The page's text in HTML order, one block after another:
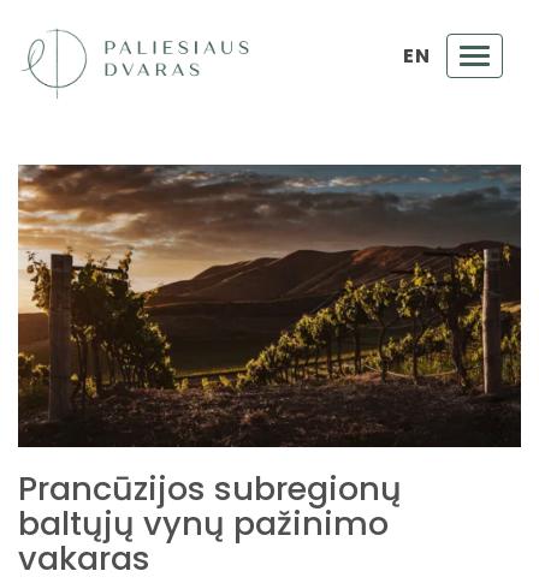
EN
Prancūzijos subregionų
baltųjų vynų pažinimo
vakaras